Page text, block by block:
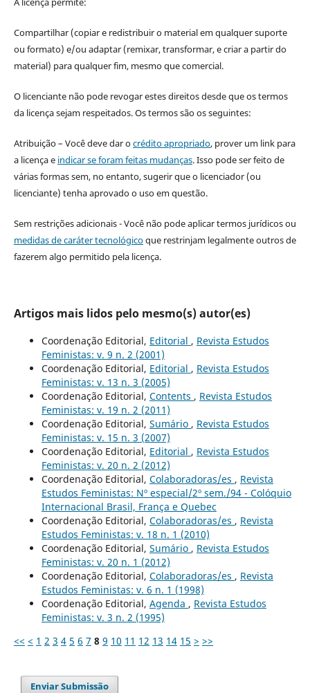
Compartilhar (copiar e redistribuir o material em qualquer suporte
ou formato) e/ou adaptar (remixar, transformar, e criar a partir do
material) para qualquer fim, mesmo que comercial.
O licenciante não pode revogar estes direitos desde que os termos
da licença sejam respeitados. Os termos são os seguintes:
Atribuição – Você deve dar ocrédito apropriado, prover um link para
a licença e indicar se foram feitas mudanças. Isso pode ser feito de
várias formas sem, no entanto, sugerir que o licenciador (ou
licenciante) tenha aprovado o uso em questão.
Sem restrições adicionais - Você não pode aplicar termos jurídicos ou
medidas de caráter tecnológicoque restrinjam legalmente outros de
fazerem algo permitido pela licença.
Artigos mais lidos pelo mesmo(s) autor(es)
Coordenação Editorial, Editorial , Revista Estudos
Feministas: v. 9 n. 2 (2001)
Coordenação Editorial, Editorial , Revista Estudos
Feministas: v. 13 n. 3 (2005)
Coordenação Editorial, Contents , Revista Estudos
Feministas: v. 19 n. 2 (2011)
Coordenação Editorial, Sumário , Revista Estudos
Feministas: v. 15 n. 3 (2007)
Coordenação Editorial, Editorial , Revista Estudos
Feministas: v. 20 n. 2 (2012)
Coordenação Editorial, Colaboradoras/es , Revista
Estudos Feministas: Nº especial/2º sem./94 - Colóquio
Internacional Brasil, França e Quebec
Coordenação Editorial, Colaboradoras/es , Revista
Estudos Feministas: v. 18 n. 1 (2010)
Coordenação Editorial, Sumário , Revista Estudos
Feministas: v. 20 n. 1 (2012)
Coordenação Editorial, Colaboradoras/es , Revista
Estudos Feministas: v. 6 n. 1 (1998)
Coordenação Editorial, Agenda , Revista Estudos
Feministas: v. 3 n. 2 (1995)
<< < 1 2 3 4 5 6 7 8 9 10 11 12 13 14 15 > >>
Enviar Submissão